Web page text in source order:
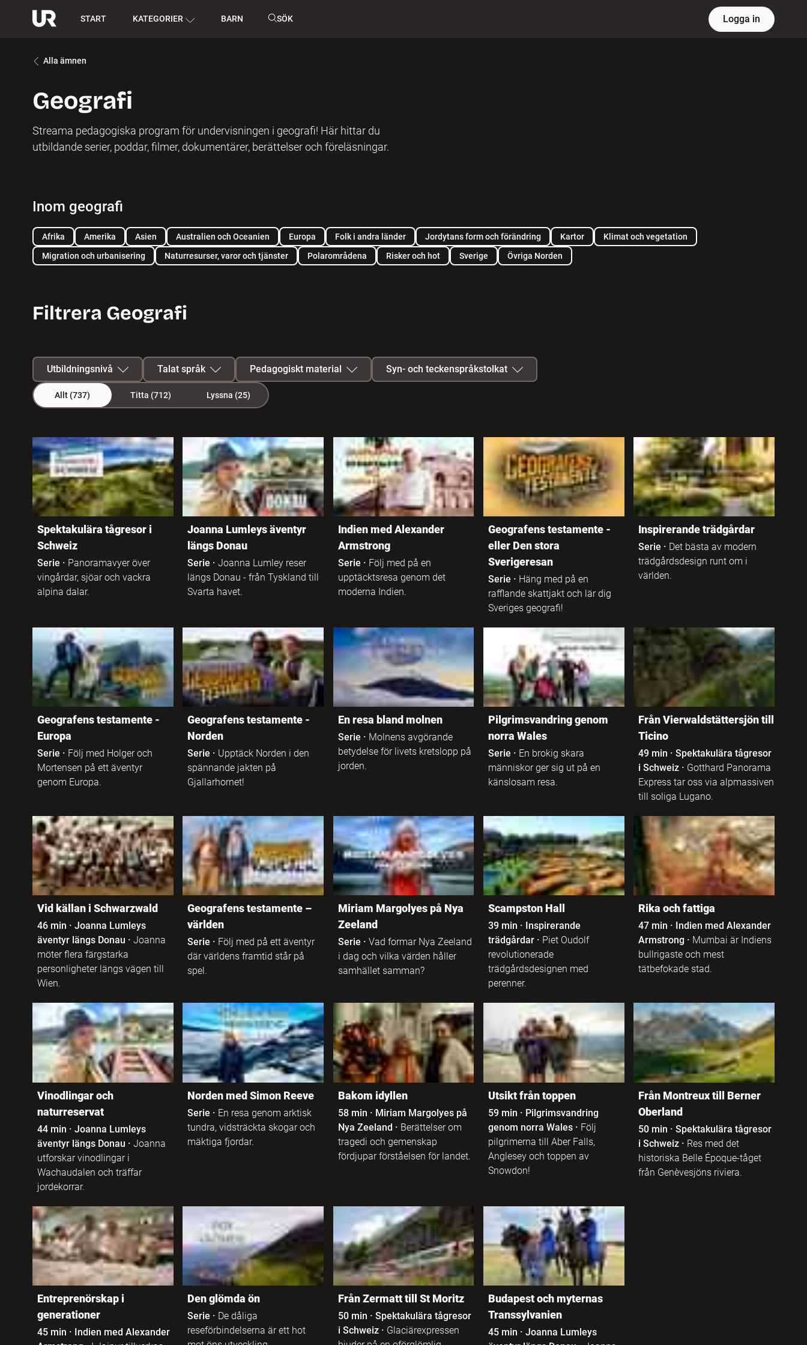
START KATEGORIER BARN SÖK Logga in
Alla ämnen
Geografi
Streama pedagogiska program för undervisningen i geografi! Här hittar du
utbildande serier, poddar, filmer, dokumentärer, berättelser och föreläsningar.
Inom geografi
Afrika Amerika Asien Australien och Oceanien Europa Folk i andra länder Jordytans form och förändring Kartor
Klimat och vegetation
Migration och urbanisering
Naturresurser, varor och tjänster Polarområdena Risker och hot Sverige Övriga Norden
Filtrera Geografi
Utbildningsnivå
Förskola
Grundskola F-3
Grundskola 4-6
Grundskola 7-9
Anpassad
Anpassad
Anpassad
grundskola 7-9
Specialskola F-4
Specialskola 5-7
Specialskola 8-10
Gymnasieskola
Anpassad
gymnasieskola
Högskola
Folkhögskola /
Studieförbund
Komvux
utbildning
Lärarfortbildning
Allmänbildande
Sfi
Talat språk
Svenska
teckenspråk
Albanska
Assyriska
Danska
Dari
Engelska
Engelskt
teckenspråk
Franska
Färöiska
Grekiska
Hebreiska
Italienska
Japanska
Jiddisch
Katalanska
Koreanska
Kroatiska
Kurdiska
Pedagogiskt material
Quiz
Studiehandledning
Arbetsmaterial
Syn- och teckenspråkstolkat
Teckenspråkstolkat
Allt (737) Titta (712) Lyssna (25)
737 program hittades
Spektakulära tågresor i
Schweiz
Serie · Panoramavyer över
vingårdar, sjöar och vackra
alpina dalar.
Joanna Lumleys äventyr
längs Donau
Serie ·Joanna Lumley reser
längs Donau - från Tyskland till
Svarta havet.
Indien med Alexander
Armstrong
Serie · Följ med på en
upptäcktsresa genom det
moderna Indien.
Geografens testamente -
eller Den stora
Sverigeresan
Serie · Häng med på en
rafflande skattjakt och lär dig
Sveriges geografi!
Inspirerande trädgårdar
Serie · Det bästa av modern
trädgårdsdesign runt om i
världen.
Geografens testamente -
Europa
Serie · Följ med Holger och
Mortensen på ett äventyr
genom Europa.
Geografens testamente -
Norden
Serie · Upptäck Norden i den
spännande jakten på
Gjallarhornet!
En resa bland molnen
Serie · Molnens avgörande
betydelse för livets kretslopp på
jorden.
Pilgrimsvandring genom
norra Wales
Serie · En brokig skara
människor ger sig ut på en
känslosam resa.
Från Vierwaldstättersjön till
Ticino
49 min ·Spektakulära tågresor
i Schweiz · Gotthard Panorama
Express tar oss via alpmassiven
till soliga Lugano.
Vid källan i Schwarzwald
46 min · Joanna Lumleys
äventyr längs Donau · Joanna
möter flera färgstarka
personligheter längs vägen till
Wien.
Geografens testamente –
världen
Serie · Följ med på ett äventyr
där världens framtid står på
spel.
Miriam Margolyes på Nya
Zeeland
Serie · Vad formar Nya Zeeland
i dag och vilka värden håller
samhället samman?
Scampston Hall
39 min · Inspirerande
trädgårdar· Piet Oudolf
revolutionerade
trädgårdsdesignen med
perenner.
Rika och fattiga
47 min · Indien med Alexander
Armstrong · Mumbai är Indiens
bullrigaste och mest
tätbefokade stad.
Vinodlingar och
naturreservat
44 min · Joanna Lumleys
äventyr längs Donau · Joanna
utforskar vinodlingar i
Wachaudalen och träffar
jordekorrar.
Norden med Simon Reeve
Serie · En resa genom arktisk
tundra, vidsträckta skogar och
mäktiga fjordar.
Bakom idyllen
58 min · Miriam Margolyes på
Nya Zeeland · Berättelser om
tragedi och gemenskap
fördjupar förståelsen för landet.
Utsikt från toppen
59 min · Pilgrimsvandring
genom norra Wales· Följ
pilgrimerna till Aber Falls,
Anglesey och toppen av
Snowdon!
Från Montreux till Berner
Oberland
50 min ·Spektakulära tågresor
i Schweiz · Res med det
historiska Belle Époque-tåget
från Genèvesjöns riviera.
Entreprenörskap i
generationer
45 min · Indien med Alexander
Den glömda ön
Serie · De dåliga
reseförbindelserna är ett hot
Från Zermatt till St Moritz
50 min · Spektakulära tågresor
i Schweiz· Glaciärexpressen
Budapest och myternas
Transsylvanien
45 min · Joanna Lumleys